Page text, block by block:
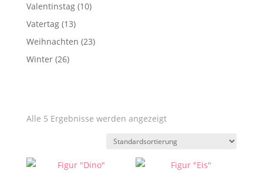
Valentinstag (10)
Vatertag (13)
Weihnachten (23)
Winter (26)
Alle 5 Ergebnisse werden angezeigt